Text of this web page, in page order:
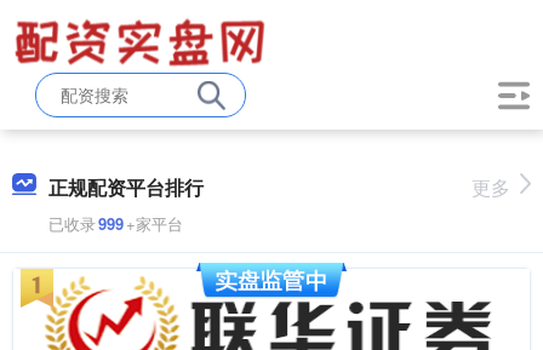
正规配资平台排行
已收录999+家平台
更多